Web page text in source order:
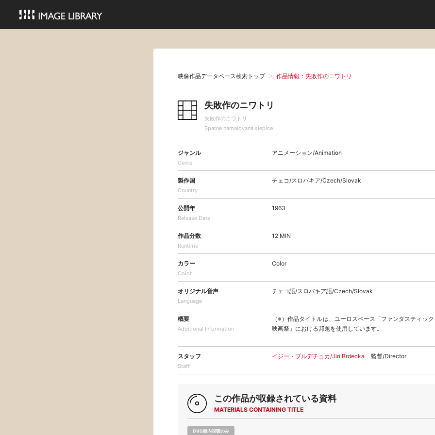
映像作品データベース検索トップ 作品情報：失敗作のニワトリ
失敗作のニワトリ
失敗作のニワトリ
Spatne namalovaná slepice
ジャンル
Genre
アニメーション/Animation
製作国
Country
チェコ/スロバキア/Czech/Slovak
公開年
Release Date
1963
作品分数
Runtime
12 MIN
カラー
Color
Color
オリジナル音声
Language
チェコ語/スロバキア語/Czech/Slovak
概要
Additional Information
（※）作品タイトルは、ユーロスペース「ファンタスティッ
映画祭」における邦題を使用しています。
スタッフ
Staff
イジー・ブルデチュカ/Jiri Brdecka 監督/Director
この作品が収録されている資料
MATERIALS CONTAINING TITLE
DVD館内視聴のみ